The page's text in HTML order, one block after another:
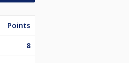
Points
8